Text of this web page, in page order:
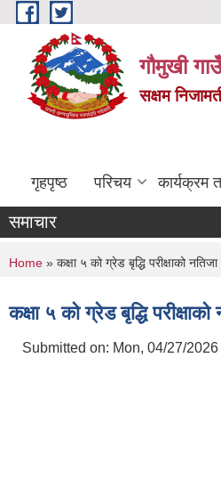
Skip to main content
गौमुखी
सक्षम
गृहपृष्ठ परिचय कार्यक्रम
समाचार
You are here
Home » कक्षा ५ को ग्रेड बृद्धि परीक्षाको
कक्षा ५ को ग्रेड बृद्धि
Submitted on: Mon, 04/27/